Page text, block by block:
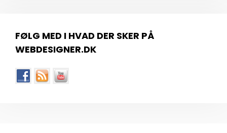
FØLG MED I HVAD DER SKER PÅ
WEBDESIGNER.DK